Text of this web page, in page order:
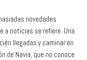
novedades
a noticias se refiere. Una
llegadas y caminar en
de Navia, que no conoce